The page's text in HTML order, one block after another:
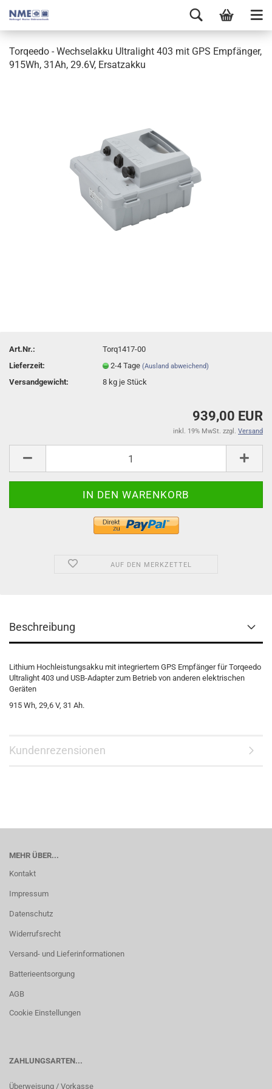
Torqeedo - Wechselakku Ultralight 403 mit GPS Empfänger,
915Wh, 31Ah, 29.6V, Ersatzakku
Art.Nr.:
Torq1417-00
Lieferzeit:
2-4 Tage(Ausland abweichend)
Versandgewicht: 8 kg je Stück
939,00 EUR
inkl. 19% MwSt. zzgl. Versand
AUF DEN MERKZETTEL
Beschreibung
Lithium Hochleistungsakku mit integriertem GPS Empfänger für Torqeedo
Ultralight 403 und USB-Adapter zum Betrieb von anderen elektrischen
Geräten
915 Wh, 29,6 V, 31 Ah.
Kundenrezensionen
MEHR ÜBER...
Kontakt
Impressum
Datenschutz
Widerrufsrecht
Versand- und Lieferinformationen
Batterieentsorgung
AGB
Cookie Einstellungen
ZAHLUNGSARTEN...
Überweisung / Vorkasse